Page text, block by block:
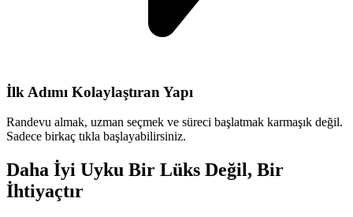
İlk Adımı Kolaylaştıran Yapı
Randevu almak, uzman seçmek ve süreci başlatmak karmaşık değil.
Sadece birkaç tıkla başlayabilirsiniz.
Daha İyi Uyku Bir Lüks Değil, Bir
İhtiyaçtır